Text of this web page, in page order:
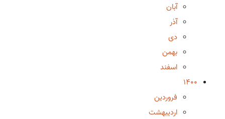
آبان
آذر
دی
بهمن
اسفند
1400
فروردین
اردیبهشت